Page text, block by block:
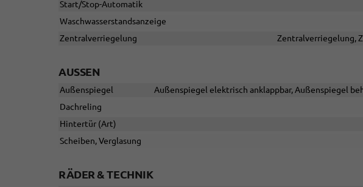
Start/Stop-Automatik
Waschwasserstandsanzeige
Zentralverriegelung
Zentralverriegelung,
AUSSEN
Außenspiegel
Außenspiegel elektrisch anklappbar, Außenspiegel
Dachreling
Hintertür (Art)
Scheiben, Verglasung
RÄDER & TECHNIK